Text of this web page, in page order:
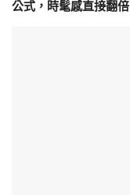
公式，時髦感直接翻倍